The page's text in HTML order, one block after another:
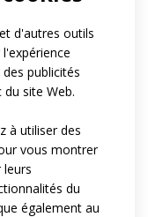
d'autres outils
publicités
site Web.
à utiliser des
vous montrer
leurs
du
également au
conviennent à
sport comme
qui pratiquent
et les
à obtenir
un